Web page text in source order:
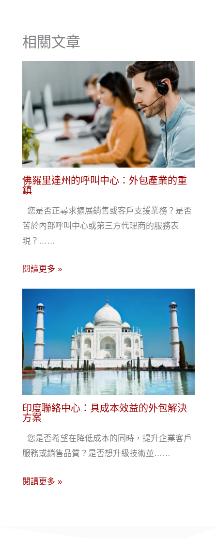
相關文章
佛羅里達州的呼叫中心：外包產業的重
鎮
您是否正尋求擴展銷售或客戶支援業務？是否
苦於內部呼叫中心或第三方代理商的服務表
現？……
閱讀更多 »
印度聯絡中心：具成本效益的外包解決
方案
您是否希望在降低成本的同時，提升企業客戶
服務或銷售品質？是否想升級技術並……
閱讀更多 »